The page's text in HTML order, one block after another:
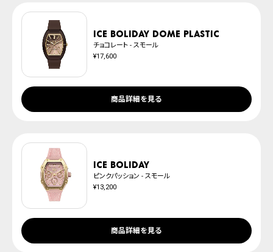
※ご予約商品は、記載のお届け予定での発送となります。
防水について
ICE boliday dome plastic
チョコレート - スモール
¥17,600
商品詳細を見る
ICE boliday
ピンクパッション - スモール
¥13,200
商品詳細を見る